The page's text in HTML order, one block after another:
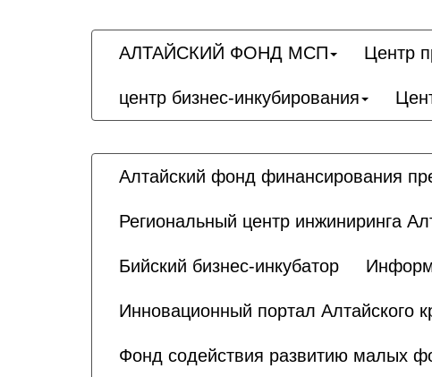
АЛТАЙСКИЙ ФОНД МСП Центр
центр бизнес-инкубирования
Алтайский фонд финансирования
Региональный центр инжиниринга
Бийский бизнес-инкубатор
Инновационный портал Алтайского
Фонд содействия развитию малых